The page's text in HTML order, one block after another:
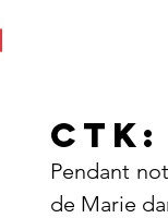
Pendant
de Marie